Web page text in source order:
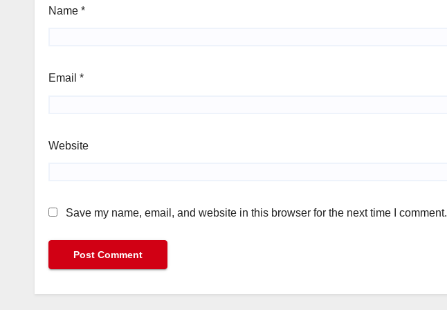
Name *
Email *
Website
Save my name, email, and website in this browser for the next time I comment.